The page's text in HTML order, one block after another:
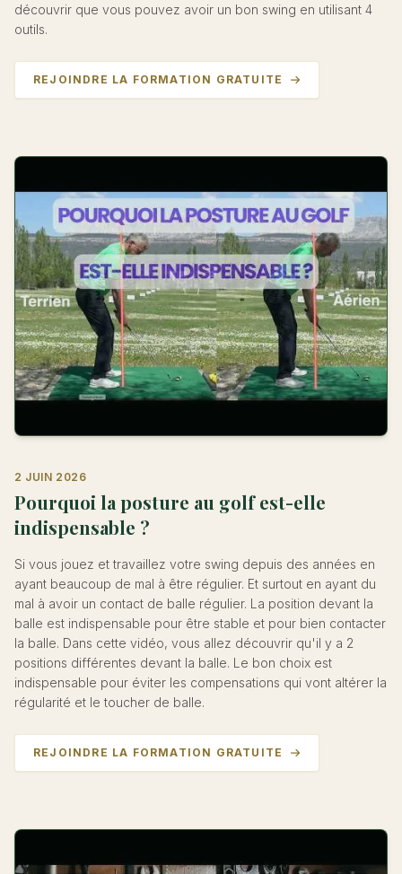
découvrir que vous pouvez avoir un bon swing en utilisant 4
outils.
REJOINDRE LA FORMATION GRATUITE
2 JUIN 2026
Pourquoi la posture au golf est-elle
indispensable ?
Si vous jouez et travaillez votre swing depuis des années en
ayant beaucoup de mal à être régulier. Et surtout en ayant du
mal à avoir un contact de balle régulier. La position devant la
balle est indispensable pour être stable et pour bien contacter
la balle. Dans cette vidéo, vous allez découvrir qu'il y a 2
positions différentes devant la balle. Le bon choix est
indispensable pour éviter les compensations qui vont altérer la
régularité et le toucher de balle.
REJOINDRE LA FORMATION GRATUITE